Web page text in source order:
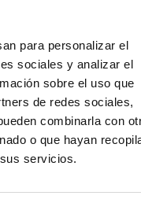
para personalizar el
sociales y analizar el
sobre el uso que
de redes sociales,
combinarla con
o que hayan
servicios.